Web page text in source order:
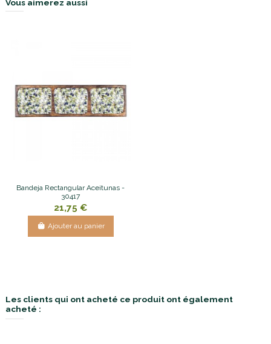
Vous aimerez aussi
Bandeja Rectangular Aceitunas -
30417
21,75 €
Ajouter au panier
Les clients qui ont acheté ce produit ont également
acheté :